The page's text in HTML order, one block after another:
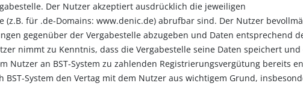
Der Nutzer akzeptiert ausdrücklich die je­weiligen
für .de-Domains: www.denic.de) abrufbar sind. Der Nutzer
gegenüber der Vergabestelle abzugeben und Daten entsprechend
nimmt zu Kenntnis, dass die Vergabestelle seine Daten speichert
Nutzer an BST-System zu zahlenden Registrierungsvergütung bereits
System den Vertag mit dem Nutzer aus wichtigem Grund,